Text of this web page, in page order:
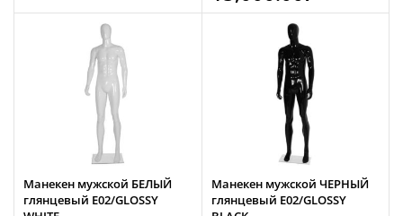
Манекен мужской БЕЛЫЙ
глянцевый E02/GLOSSY
Манекен мужской ЧЕРНЫЙ
глянцевый E02/GLOSSY